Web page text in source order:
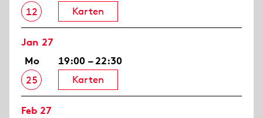
12
Karten
Jan 27
Mo
25
19:00 – 22:30
Karten
Feb 27